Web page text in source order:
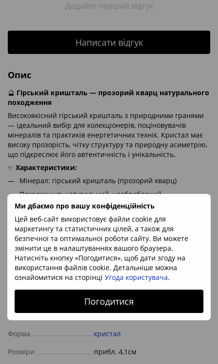
Ми дбаємо про вашу конфіденційність
Цей веб-сайт використовує файли cookie для
маркетингу та статистичних цілей, а також для
безпечної та оптимальної роботи сайту. Ви можете
змінити це в налаштуваннях вашого браузера.
Натисніть кнопку «Погодитися», щоб дати згоду на
використання файлів cookie. Детальніше можна
ознайомитися на сторінці Угода користувача.
Погодитися
Додайте перший відгук
Написати відгук
Опис
🔮 Гірський кришталь — прозорий кварц натурального
походження
Високоякісний гірський кришталь з природними гранями
— ідеальний вибір для колекціонерів, поціновувачів
мінералів та практиків енергетичних технік. Кристал має
високу прозорість, чітку структуру та природну асиметрію,
що підкреслює його автентичність і унікальність.
✨ Характеристики:
Мінерал: гірський кришталь (прозорий кварц)
Походження: натуральний, необроблений
Колір: прозорий, безбарвний
Поверхня: гладка з природними фасетами
🌿Застосування:
Для медитацій, очищення простору та енергетичних
практик
У колекції мінералів або як оригінальний подарунок
Камінь/мінерал
гірський кришталь
Форма
кристал
Розміри
прибл. 4,1см